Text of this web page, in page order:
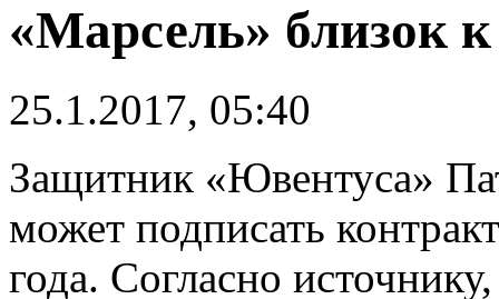
«Марсель» близок
25.1.2017, 05:40
Защитник «Ювентуса»
может подписать
года. Согласно